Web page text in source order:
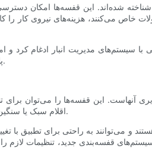
شناخته شده‌اند. این قفسه‌ها امکان
می‌کنند، هزینه‌های نیروی کار را
با سیستم‌های مدیریت انبار ادغام
پالت انتخابی به حداکثر رساندن کارایی عملیات شما کمک می‌کنند و در نهایت در زمان و هزینه شما صرفه‌جویی می‌کنند.
آنهاست. این قفسه‌ها را می‌توان
اقلام سبک یا سنگین، چه پالت‌های کوچک یا بزرگ را انبار کنید، قفسه‌های پالت انتخابی می‌توانند متناسب با نیازهای خاص شما تنظیم شوند.
و می‌توانند به راحتی برای تطبیق
قفسه‌بندی جدید، تنظیمات لازم